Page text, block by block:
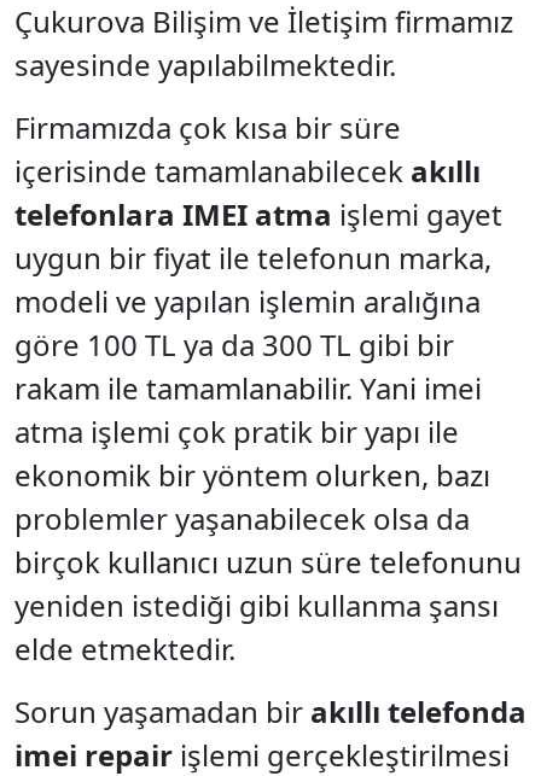
Çukurova Bilişim ve İletişim firmamız
sayesinde yapılabilmektedir.
Firmamızda çok kısa bir süre
içerisinde tamamlanabilecek akıllı
telefonlara IMEI atma işlemi gayet
uygun bir fiyat ile telefonun marka,
modeli ve yapılan işlemin aralığına
göre 100 TL ya da 300 TL gibi bir
rakam ile tamamlanabilir. Yani imei
atma işlemi çok pratik bir yapı ile
ekonomik bir yöntem olurken, bazı
problemler yaşanabilecek olsa da
birçok kullanıcı uzun süre telefonunu
yeniden istediği gibi kullanma şansı
elde etmektedir.
Sorun yaşamadan bir akıllı telefonda
imei repair işlemi gerçekleştirilmesi